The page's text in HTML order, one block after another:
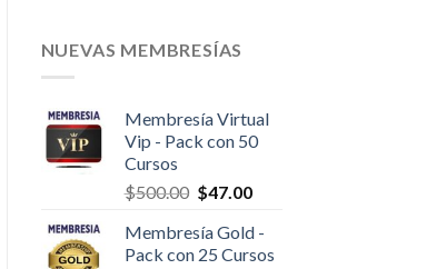
NUEVAS MEMBRESÍAS
Membresía Virtual
Vip - Pack con 50
Cursos
$500.00 $47.00
Membresía Gold -
Pack con 25 Cursos